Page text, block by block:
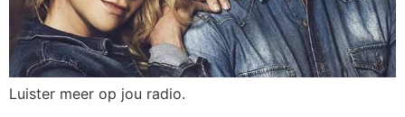
Luister meer op jou radio.